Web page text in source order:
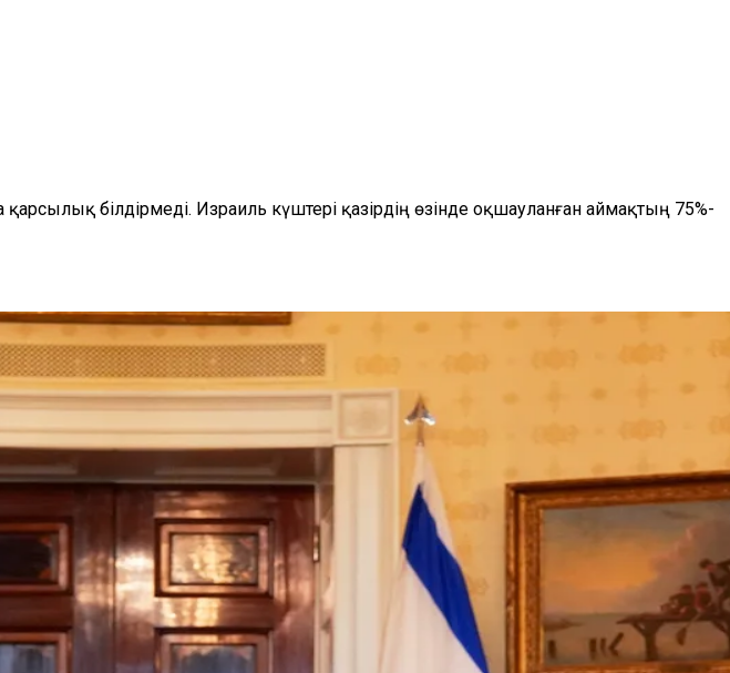
білдірмеді. Израиль күштері қазірдің өзінде оқшауланған аймақтың 75%-